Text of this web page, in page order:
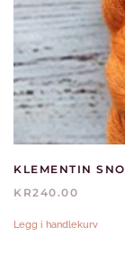
KLEMENTIN
KR240.00
Legg i handlekurv